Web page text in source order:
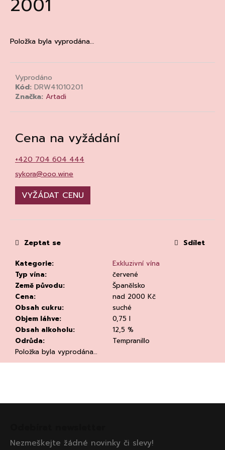
2001
Položka byla vyprodána…
Vyprodáno
Kód: DRW41010201
Značka: Artadi
Cena na vyžádání
+420 704 604 444
sykora@ooo.wine
VYŽÁDAT CENU
Kategorie:
Exkluzivní vína
Typ vína:
červené
Země původu:
Španělsko
Cena:
nad 2000 Kč
Obsah cukru:
suché
Objem láhve:
0,75 l
Obsah alkoholu:
12,5 %
Odrůda:
Tempranillo
Položka byla vyprodána…
Zeptat se Sdílet
a
í
?
D
o
p
u
e
m
e
DEGUSTACE
1
Z
Nezmeškejte žádné novinky či slevy!